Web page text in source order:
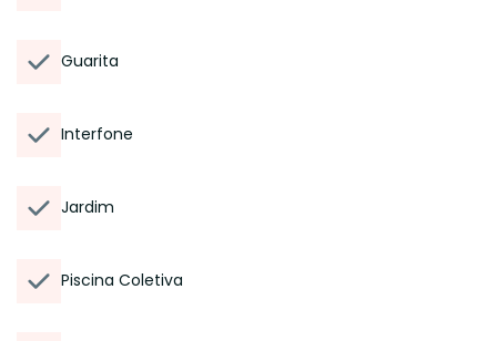
Guarita
Interfone
Jardim
Piscina Coletiva